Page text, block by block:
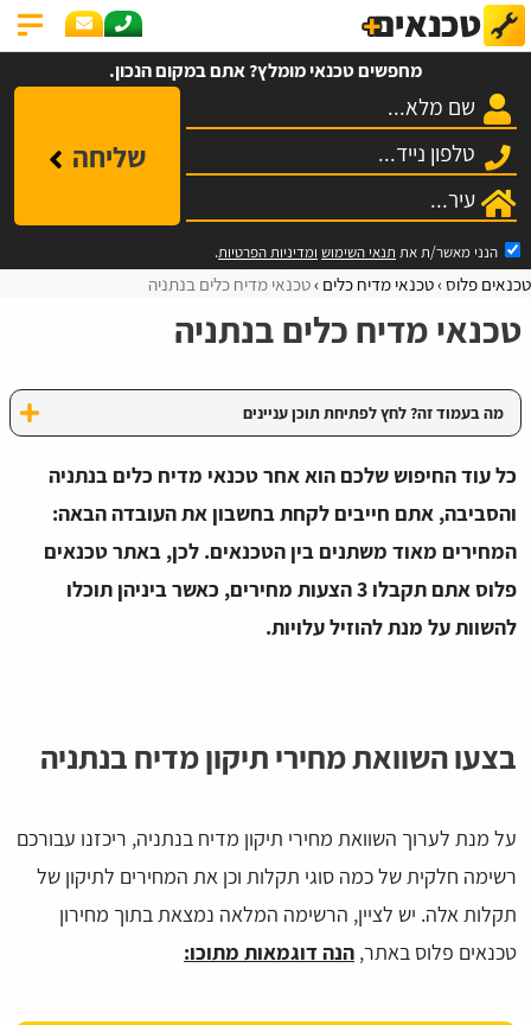
מחפשים טכנאי מומלץ? אתם במקום הנכון.
שליחה
הנני מאשר/ת את תנאי השימוש ומדיניות הפרטיות.
טכנאים פלוס טכנאי מדיח כלים טכנאי מדיח כלים בנתניה
טכנאי מדיח כלים בנתניה
מה בעמוד זה? לחץ לפתיחת תוכן עניינים
כל עוד החיפוש שלכם הוא אחר טכנאי מדיח כלים בנתניה
והסביבה, אתם חייבים לקחת בחשבון את העובדה הבאה:
המחירים מאוד משתנים בין הטכנאים. לכן, באתר טכנאים
פלוס אתם תקבלו 3 הצעות מחירים, כאשר ביניהן תוכלו
להשוות על מנת להוזיל עלויות.
בצעו השוואת מחירי תיקון מדיח בנתניה
על מנת לערוך השוואת מחירי תיקון מדיח בנתניה, ריכזנו עבורכם
רשימה חלקית של כמה סוגי תקלות וכן את המחירים לתיקון של
תקלות אלה. יש לציין, הרשימה המלאה נמצאת בתוך מחירון
טכנאים פלוס באתר, הנה דוגמאות מתוכו: